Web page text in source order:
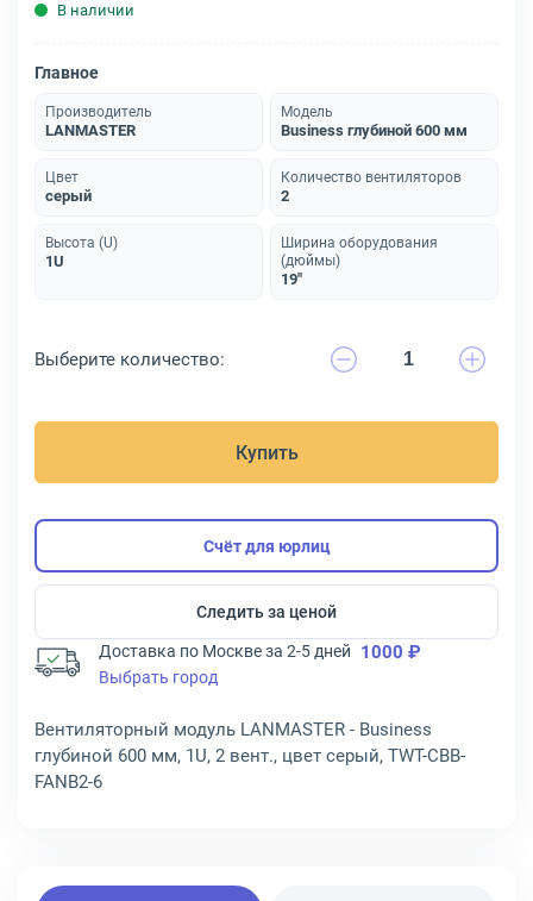
В наличии
Главное
Производитель
LANMASTER
Модель
Business глубиной 600 мм
Цвет
серый
Количество вентиляторов
2
Высота (U)
1U
Ширина оборудования
(дюймы)
19"
Выберите количество:
Купить
Счёт для юрлиц
Следить за ценой
Доставка по Москве за 2-5 дней 1000 ₽
Выбрать город
Вентиляторный модуль LANMASTER - Business
глубиной 600 мм, 1U, 2 вент., цвет серый, TWT-CBB-
FANB2-6